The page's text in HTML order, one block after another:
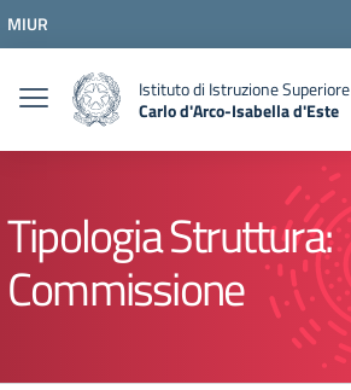
Vai al menu di navigazione
Vai al footer
MIUR
Istituto di Istruzione Superiore
Carlo d'Arco-Isabella d'Este
Tipologia Struttura:
Commissione